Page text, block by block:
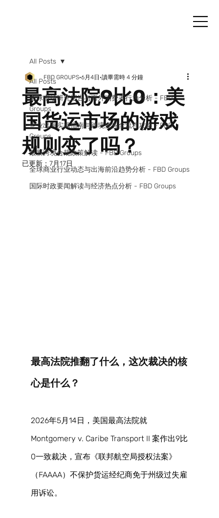
All Posts
全球市场研究报告与海外消费者行为分析 - FBD
Groups
企业出海实操指南与跨境业务全流程攻略 - FBD
Groups
最新跨境合规政策解读 - FBD Groups
全球商业行业动态与出海前沿趋势分析 - FBD Groups
国际时政要闻解读与经济热点分析 - FBD Groups
All Posts
最高法院9比0：美
国货运市场的游戏
规则变了吗？
FBD GROUPS 6月4日 讀畢需時 4 分鐘
已更新： 7月17日
最高法院推翻了什么，这次裁决的核
心是什么？
2026年5月14日，美国最高法院就
Montgomery v. Caribe Transport II 案作出9比
0一致裁决，宣布《联邦航空局授权法案》
（FAAAA）不保护货运经纪商免于州级过失雇
用诉讼。